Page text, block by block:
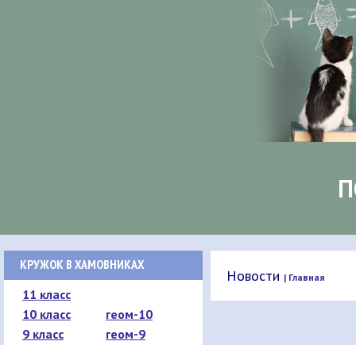
КРУЖОК В ХАМОВНИКАХ
11 класс
10 класс
геом-10
9 класс
геом-9
Новости | Главная